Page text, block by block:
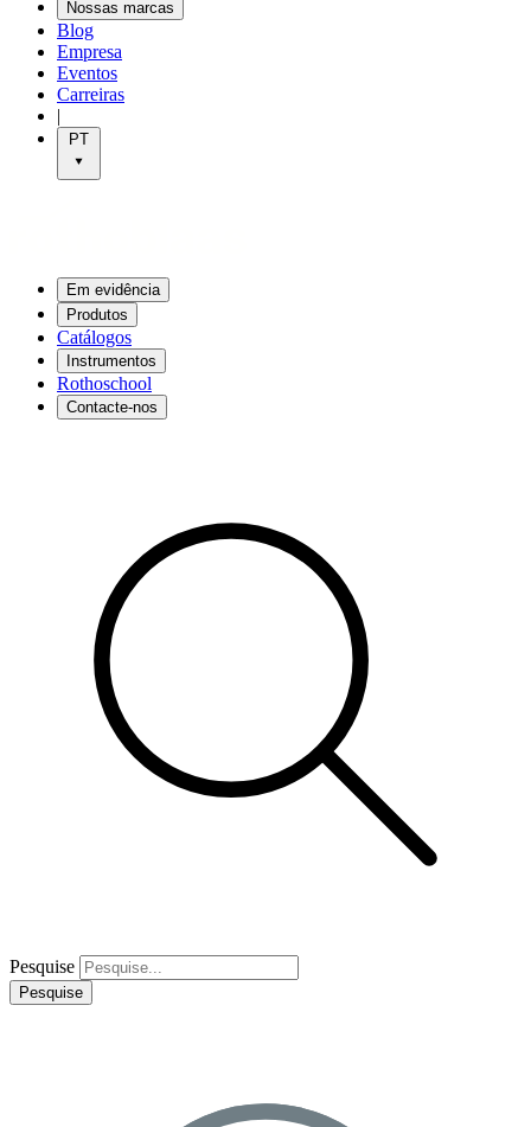
Nossas marcas
Blog
Empresa
Eventos
Carreiras
|
PT
Em evidência
Produtos
Catálogos
Instrumentos
Rothoschool
Contacte-nos
Pesquise
Pesquise